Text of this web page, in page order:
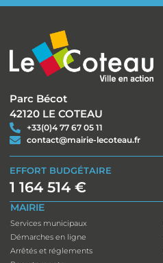
Parc Bécot
42120 LE COTEAU
+33(0)4 77 67 05 11
contact@mairie-lecoteau.fr
EFFORT BUDGÉTAIRE
1 164 514 €
MAIRIE
Services municipaux
Démarches en ligne
Arrêtés et réglements